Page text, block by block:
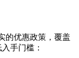
的优惠政策，覆盖
手门槛：